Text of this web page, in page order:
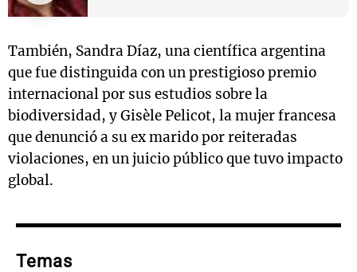
También, Sandra Díaz, una científica argentina
que fue distinguida con un prestigioso premio
internacional por sus estudios sobre la
biodiversidad, y Gisèle Pelicot, la mujer francesa
que denunció a su ex marido por reiteradas
violaciones, en un juicio público que tuvo impacto
global.
Temas